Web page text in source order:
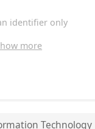
identifier only
more
Technology